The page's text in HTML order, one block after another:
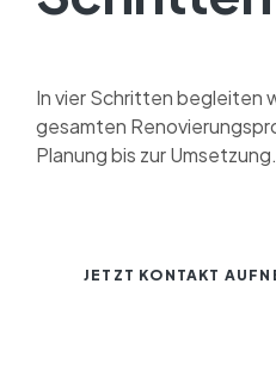
In vier Schritten begleiten
gesamten
Planung bis zur Umsetzung.
JETZT KONTAKT